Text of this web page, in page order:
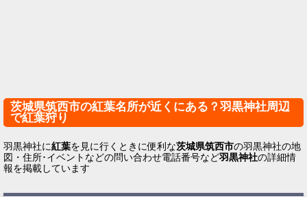
茨城県筑西市の紅葉名所が近くにある？羽黒神社周辺
で紅葉狩り
羽黒神社に紅葉を見に行くときに便利な茨城県筑西市の羽黒神社の地
図・住所･イベントなどの問い合わせ電話番号など羽黒神社の詳細情
報を掲載しています